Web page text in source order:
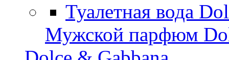
Туалетная вода
Мужской парфюм